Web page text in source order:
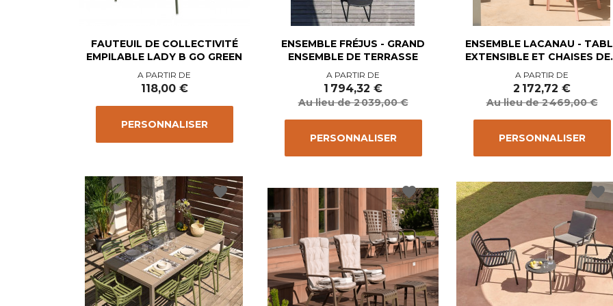
FAUTEUIL DE COLLECTIVITÉ
EMPILABLE LADY B GO GREEN
Prix
A PARTIR DE
118,00 €
PERSONNALISER
ENSEMBLE FRÉJUS - GRAND
ENSEMBLE DE TERRASSE
Prix
de
base
Prix
A PARTIR DE
1 794,32 €
Au lieu de 2 039,00 €
PERSONNALISER
ENSEMBLE LACANAU -
EXTENSIBLE ET CHAISES
Prix
de
base
Prix
A PARTIR DE
2 172,72 €
Au lieu de 2 469,00 €
PERSONNALISER
favorite favorite favorite